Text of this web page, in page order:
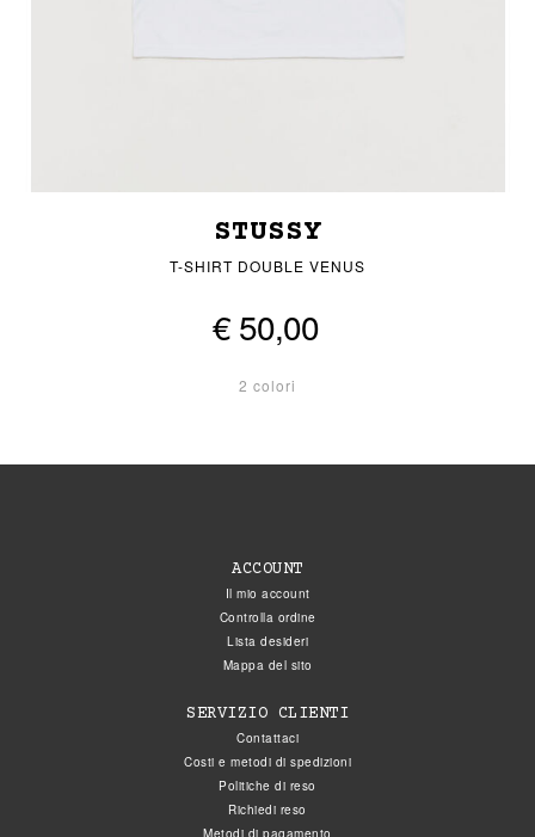
STUSSY
T-SHIRT DOUBLE VENUS
€ 50,00
2 colori
ACCOUNT
Il mio account
Controlla ordine
Lista desideri
Mappa del sito
SERVIZIO CLIENTI
Contattaci
Costi e metodi di spedizioni
Politiche di reso
Richiedi reso